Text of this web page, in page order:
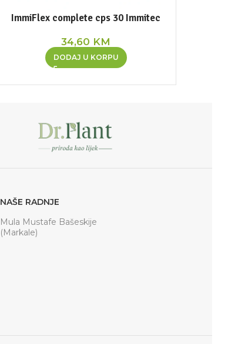
ImmiFlex complete cps 30 Immitec
34,60 KM
DODAJ U KORPU
NAŠE RADNJE
Mula Mustafe Bašeskije
(Markale)